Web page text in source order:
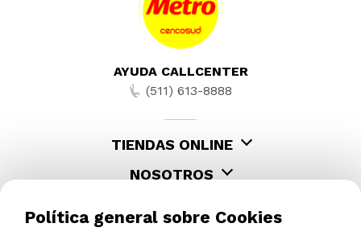
AYUDA CALLCENTER
(511) 613-8888
TIENDAS ONLINE
NOSOTROS
Política general sobre Cookies